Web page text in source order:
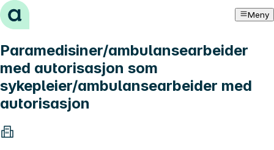
Hopp til innhold Meny
Paramedisiner/ambulansearbeider
med autorisasjon som
sykepleier/ambulansearbeider med
autorisasjon